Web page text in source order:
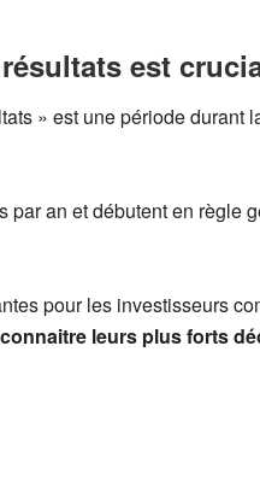
est
» est une période
par an et débutent en
pour les investisseurs
leurs plus forts